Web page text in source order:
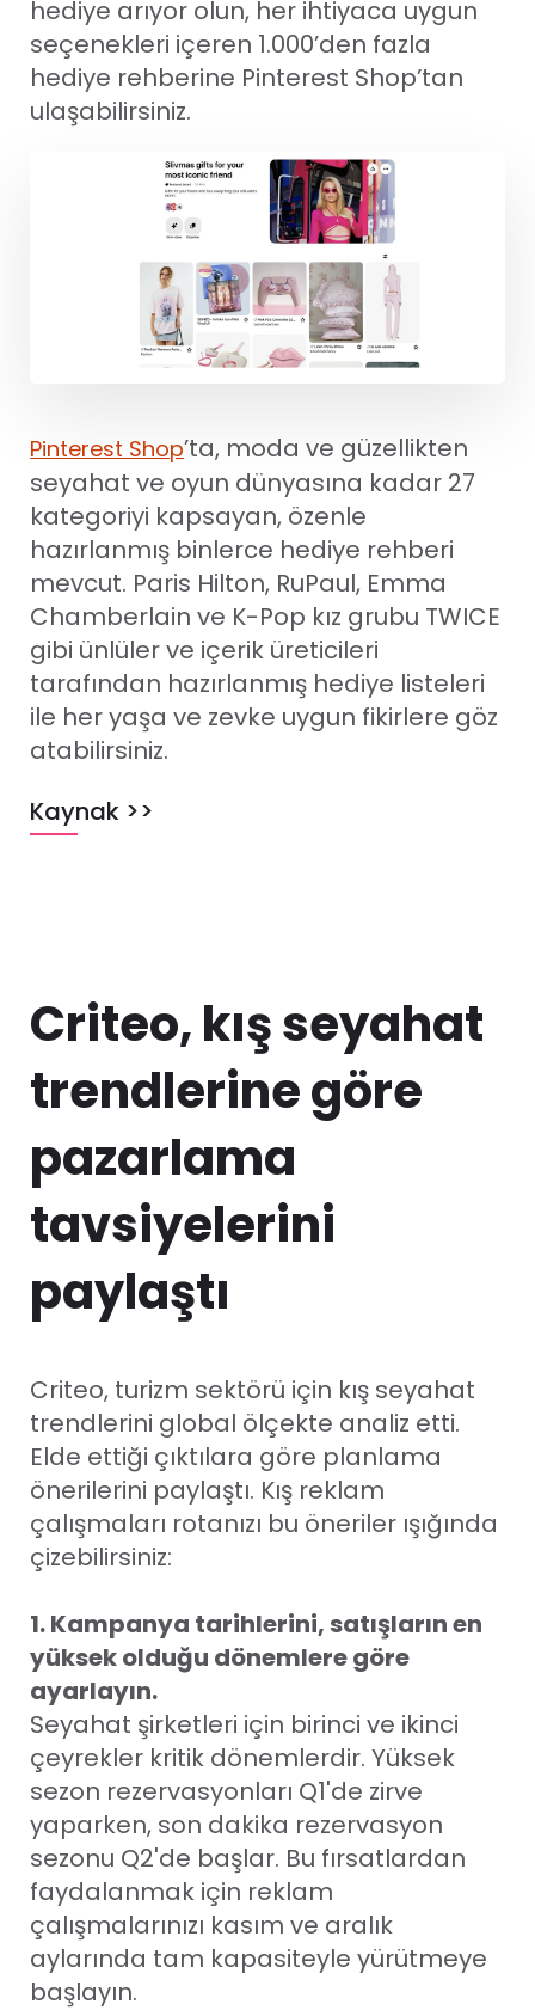
hediye arıyor olun, her ihtiyaca uygun
seçenekleri içeren 1.000’den fazla
hediye rehberine Pinterest Shop’tan
ulaşabilirsiniz.
Pinterest Shop’ta, moda ve güzellikten
seyahat ve oyun dünyasına kadar 27
kategoriyi kapsayan, özenle
hazırlanmış binlerce hediye rehberi
mevcut. Paris Hilton, RuPaul, Emma
Chamberlain ve K-Pop kız grubu TWICE
gibi ünlüler ve içerik üreticileri
tarafından hazırlanmış hediye listeleri
ile her yaşa ve zevke uygun fikirlere göz
atabilirsiniz.
Kaynak >>
Criteo, kış seyahat
trendlerine göre
pazarlama
tavsiyelerini
paylaştı
Criteo, turizm sektörü için kış seyahat
trendlerini global ölçekte analiz etti.
Elde ettiği çıktılara göre planlama
önerilerini paylaştı. Kış reklam
çalışmaları rotanızı bu öneriler ışığında
çizebilirsiniz:
1. Kampanya tarihlerini, satışların en
yüksek olduğu dönemlere göre
ayarlayın.
Seyahat şirketleri için birinci ve ikinci
çeyrekler kritik dönemlerdir. Yüksek
sezon rezervasyonları Q1'de zirve
yaparken, son dakika rezervasyon
sezonu Q2'de başlar. Bu fırsatlardan
faydalanmak için reklam
çalışmalarınızı kasım ve aralık
aylarında tam kapasiteyle yürütmeye
başlayın.